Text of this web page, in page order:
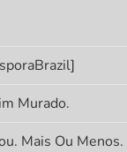
Murado.
Mais Ou Menos.